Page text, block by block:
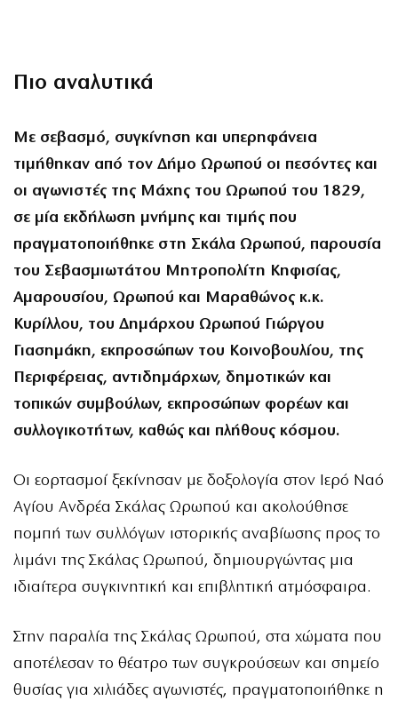
Πιο αναλυτικά
Με σεβασμό, συγκίνηση και υπερηφάνεια
τιμήθηκαν από τον Δήμο Ωρωπού οι πεσόντες και
οι αγωνιστές της Μάχης του Ωρωπού του 1829,
σε μία εκδήλωση μνήμης και τιμής που
πραγματοποιήθηκε στη Σκάλα Ωρωπού, παρουσία
του Σεβασμιωτάτου Μητροπολίτη Κηφισίας,
Αμαρουσίου, Ωρωπού και Μαραθώνος κ.κ.
Κυρίλλου, του Δημάρχου Ωρωπού Γιώργου
Γιασημάκη, εκπροσώπων του Κοινοβουλίου, της
Περιφέρειας, αντιδημάρχων, δημοτικών και
τοπικών συμβούλων, εκπροσώπων φορέων και
συλλογικοτήτων, καθώς και πλήθους κόσμου.
Οι εορτασμοί ξεκίνησαν με δοξολογία στον Ιερό Ναό
Αγίου Ανδρέα Σκάλας Ωρωπού και ακολούθησε
πομπή των συλλόγων ιστορικής αναβίωσης προς το
λιμάνι της Σκάλας Ωρωπού, δημιουργώντας μια
ιδιαίτερα συγκινητική και επιβλητική ατμόσφαιρα.
Στην παραλία της Σκάλας Ωρωπού, στα χώματα που
αποτέλεσαν το θέατρο των συγκρούσεων και σημείο
θυσίας για χιλιάδες αγωνιστές, πραγματοποιήθηκε η